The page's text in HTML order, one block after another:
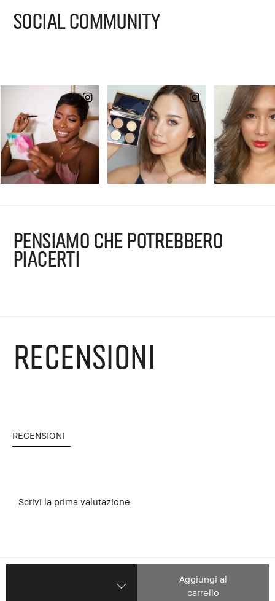
SOCIAL COMMUNITY
PENSIAMO CHE POTREBBERO
PIACERTI
RECENSIONI
RECENSIONI
Scrivi la prima valutazione
Aggiungi al
carrello